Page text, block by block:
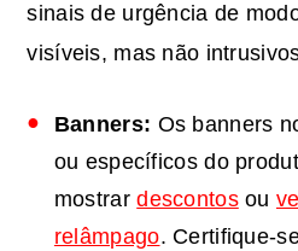
sinais de urgência de
visíveis, mas não
Banners: Os banners
ou específicos do
mostrardescontosou
relâmpago. Certifique-